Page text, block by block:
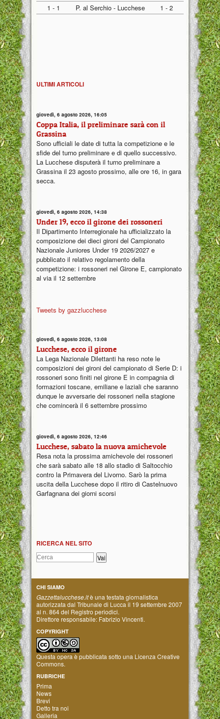
1 - 1
P. al Serchio - Lucchese 1 - 2
ULTIMI ARTICOLI
giovedì, 6 agosto 2026, 16:05
Coppa Italia, il preliminare sarà con il
Grassina
Sono ufficiali le date di tutta la competizione e le
sfide del turno preliminare e di quello successivo.
La Lucchese disputerà il turno preliminare a
Grassina il 23 agosto prossimo, alle ore 16, in gara
secca.
giovedì, 6 agosto 2026, 14:38
Under 19, ecco il girone dei rossoneri
Il Dipartimento Interregionale ha ufficializzato la
composizione dei dieci gironi del Campionato
Nazionale Juniores Under 19 2026/2027 e
pubblicato il relativo regolamento della
competizione: i rossoneri nel Girone E, campionato
al via il 12 settembre
Tweets by gazzlucchese
giovedì, 6 agosto 2026, 13:08
Lucchese, ecco il girone
La Lega Nazionale Dilettanti ha reso note le
composizioni dei gironi del campionato di Serie D: i
rossoneri sono finiti nel girone E in compagnia di
formazioni toscane, emiliane e laziali che saranno
dunque le avversarie dei rossoneri nella stagione
che comincerà il 6 settembre prossimo
giovedì, 6 agosto 2026, 12:46
Lucchese, sabato la nuova amichevole
Resa nota la prossima amichevole dei rossoneri
che sarà sabato alle 18 allo stadio di Saltocchio
contro la Primavera del Livorno. Sarò la prima
uscita della Lucchese dopo il ritiro di Castelnuovo
Garfagnana dei giorni scorsi
RICERCA NEL SITO
CHI SIAMO
Gazzettalucchese.itè una testata giornalistica
autorizzata dal Tribunale di Lucca il 19 settembre 2007
al n. 864 del Registro periodici.
Direttore responsabile: Fabrizio Vincenti.
COPYRIGHT
Questa opera è pubblicata sotto una Licenza Creative
Commons.
RUBRICHE
Prima
News
Brevi
Detto tra noi
Galleria